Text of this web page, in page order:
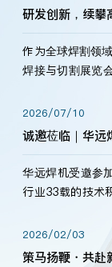
研发创新，续攀
作为全球焊割领
焊接与切割展览
标准，持之以恒
海内外客户为目
2026/07/10
诚邀莅临｜华远
华远焊机受邀参
行业33载的技术
2026/02/03
策马扬鞭・共